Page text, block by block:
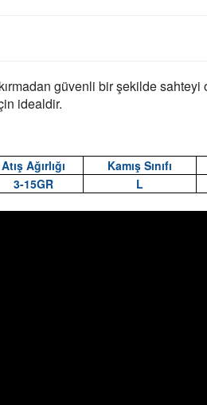
güvenli bir şekilde
idealdir.
Atış Ağırlığı Kamış Sınıfı
3-15GR L